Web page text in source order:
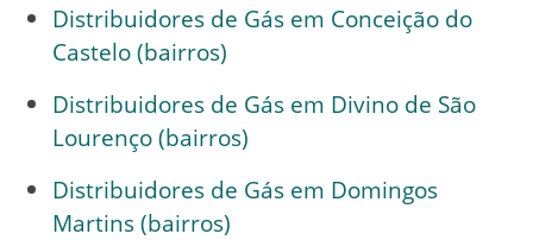
Distribuidores de Gás em Conceição do
Castelo (bairros)
Distribuidores de Gás em Divino de São
Lourenço (bairros)
Distribuidores de Gás em Domingos
Martins (bairros)